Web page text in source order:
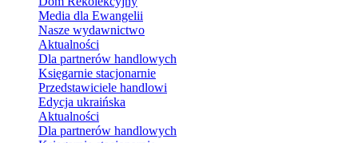
Media dla Ewangelii
Nasze wydawnictwo
Aktualności
Dla partnerów handlowych
Księgarnie stacjonarnie
Przedstawiciele handlowi
Edycja ukraińska
Aktualności
Dla partnerów handlowych